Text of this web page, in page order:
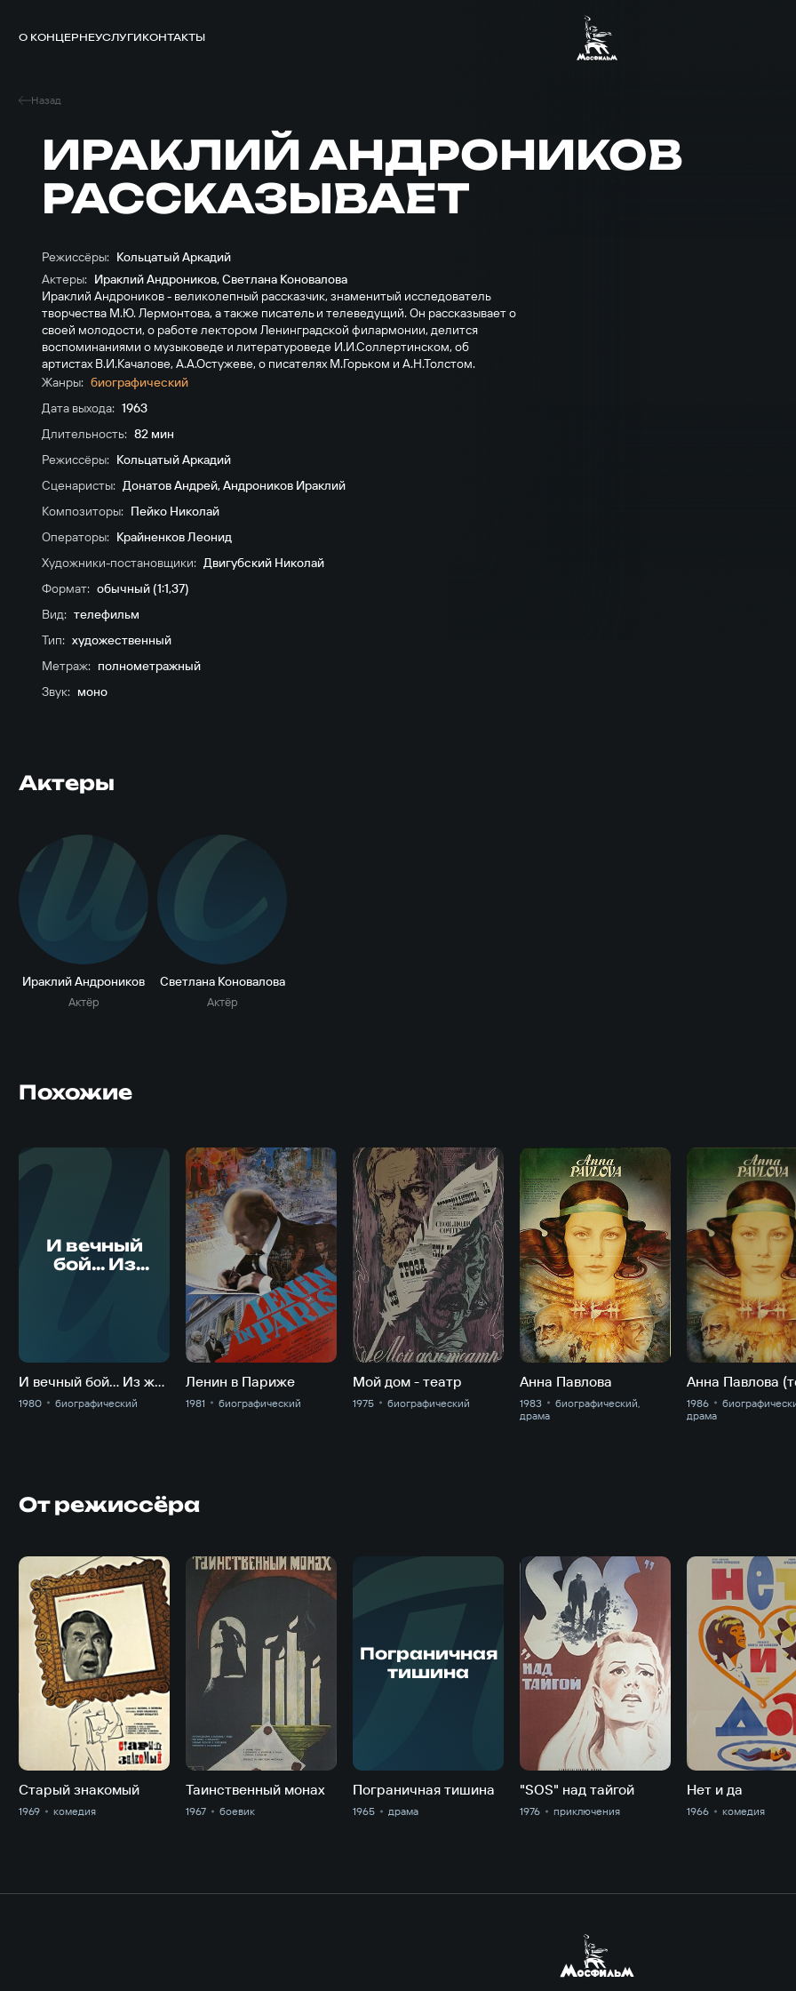
О КОНЦЕРНЕУСЛУГИКОНТАКТЫ
Назад
ИРАКЛИЙ АНДРОНИКОВ
РАССКАЗЫВАЕТ
Режиссёры: Кольцатый Аркадий
Актеры: Ираклий Андроников,Светлана Коновалова
Ираклий Андроников - великолепный рассказчик, знаменитый исследователь
творчества М.Ю. Лермонтова, а также писатель и телеведущий. Он рассказывает о
своей молодости, о работе лектором Ленинградской филармонии, делится
воспоминаниями о музыковеде и литературоведе И.И.Соллертинском, об
артистах В.И.Качалове, А.А.Остужеве, о писателях М.Горьком и А.Н.Толстом.
Жанры: биографический
Дата выхода: 1963
Длительность: 82 мин
Режиссёры: Кольцатый Аркадий
Сценаристы: Донатов Андрей,Андроников Ираклий
Композиторы: Пейко Николай
Операторы: Крайненков Леонид
Художники-постановщики: Двигубский Николай
Формат: обычный (1:1,37)
Вид: телефильм
Тип: художественный
Метраж: полнометражный
Звук: моно
Актеры
И
Ираклий Андроников
Актёр
С
Светлана Коновалова
Актёр
Похожие
И вечный
бой... Из
И вечный бой... Из жизни Александра Блока
1980 биографический
Ленин в Париже
1981 биографический
Мой дом - театр
1975 биографический
Анна Павлова
1983
биографический,
драма
1986
драма
От режиссёра
Старый знакомый
1969 комедия
Таинственный монах
1967 боевикП
Пограничная
тишина
Пограничная тишина
1965 драма
"SOS" над тайгой
1976 приключе­ния
Нет и да
1966 комедия